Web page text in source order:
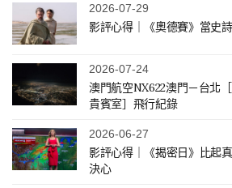
2026-07-29
影評心得｜《奧德賽》當史
2026-07-24
澳門航空NX622澳門－台北
貴賓室］飛行紀錄
2026-06-27
影評心得｜《揭密日》比起
決心